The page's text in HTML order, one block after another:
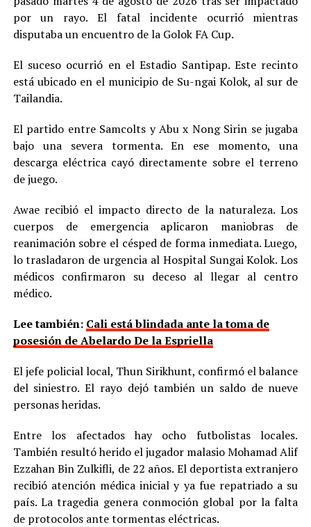
por un rayo. El fatal incidente ocurrió mientras
disputaba un encuentro de la Golok FA Cup.
El suceso ocurrió en el Estadio Santipap. Este recinto
está ubicado en el municipio de Su-ngai Kolok, al sur de
Tailandia.
El partido entre Samcolts y Abu x Nong Sirin se jugaba
bajo una severa tormenta. En ese momento, una
descarga eléctrica cayó directamente sobre el terreno
de juego.
Awae recibió el impacto directo de la naturaleza. Los
cuerpos de emergencia aplicaron maniobras de
reanimación sobre el césped de forma inmediata. Luego,
lo trasladaron de urgencia al Hospital Sungai Kolok. Los
médicos confirmaron su deceso al llegar al centro
médico.
Lee también: Cali está blindada ante la toma de
posesión de Abelardo De la Espriella
El jefe policial local, Thun Sirikhunt, confirmó el balance
del siniestro. El rayo dejó también un saldo de nueve
personas heridas.
Entre los afectados hay ocho futbolistas locales.
También resultó herido el jugador malasio Mohamad Alif
Ezzahan Bin Zulkifli, de 22 años. El deportista extranjero
recibió atención médica inicial y ya fue repatriado a su
país. La tragedia genera conmoción global por la falta
de protocolos ante tormentas eléctricas.